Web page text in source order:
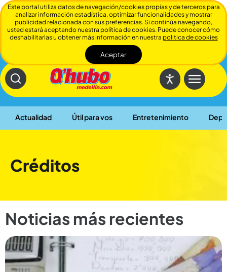
Actualidad Útil para vos Entretenimiento
Cerrar
Créditos
Noticias más recientes
Este portal utiliza datos de navegación/cookies propias y de terceros para
analizar información estadística, optimizar funcionalidades y mostrar
publicidad relacionada con sus preferencias. Si continúa navegando,
usted estará aceptando nuestra política de cookies. Puede conocer cómo
deshabilitarlas u obtener más información en nuestra politica de cookies
Aceptar